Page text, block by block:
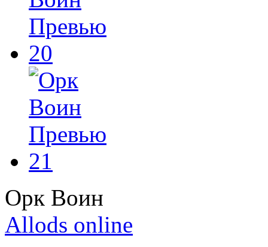
Орк Воин
Allods online